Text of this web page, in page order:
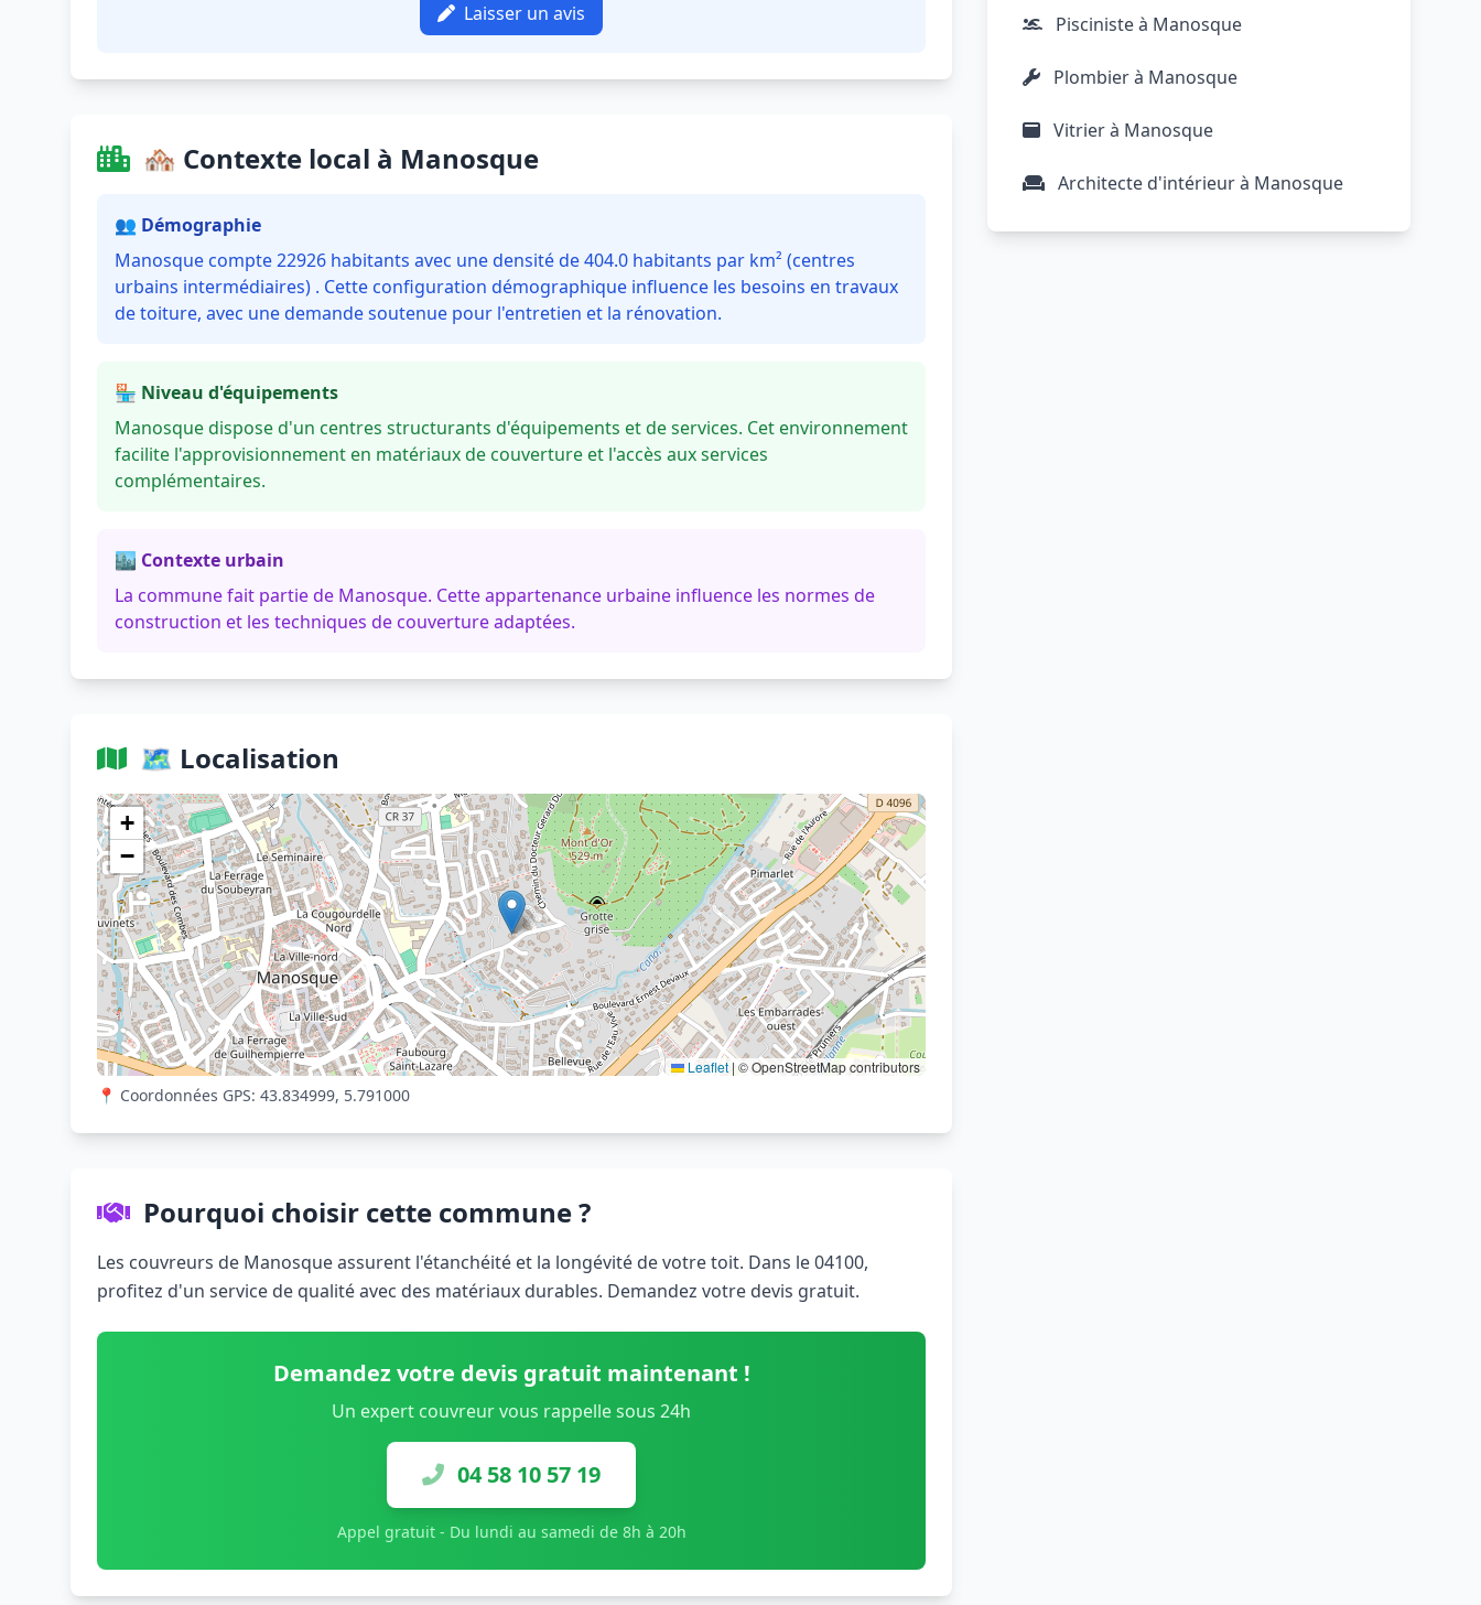
Laisser un avis
🏘️ Contexte local à Manosque
👥 Démographie
Manosque compte 22926 habitants avec une densité de 404.0 habitants par km² (centres
urbains intermédiaires) . Cette configuration démographique influence les besoins en travaux
de toiture, avec une demande soutenue pour l'entretien et la rénovation.
🏪 Niveau d'équipements
Manosque dispose d'un centres structurants d'équipements et de services. Cet environnement
facilite l'approvisionnement en matériaux de couverture et l'accès aux services
complémentaires.
🏙️ Contexte urbain
La commune fait partie de Manosque. Cette appartenance urbaine influence les normes de
construction et les techniques de couverture adaptées.
🗺️ Localisation
+
−
Leaflet | © OpenStreetMap contributors
Voir sur OpenStreetMap
📍 Coordonnées GPS: 43.834999, 5.791000
Pourquoi choisir cette commune ?
Les couvreurs de Manosque assurent l'étanchéité et la longévité de votre toit. Dans le 04100,
profitez d'un service de qualité avec des matériaux durables. Demandez votre devis gratuit.
Demandez votre devis gratuit maintenant !
Un expert couvreur vous rappelle sous 24h
04 58 10 57 19
Appel gratuit - Du lundi au samedi de 8h à 20h
Pisciniste à Manosque
Plombier à Manosque
Vitrier à Manosque
Architecte d'intérieur à Manosque